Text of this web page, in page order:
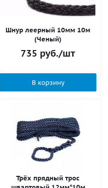
Шнур леерный 10мм 10м
(Ченый)
735 руб./шт
В корзину
Трёх прядный трос